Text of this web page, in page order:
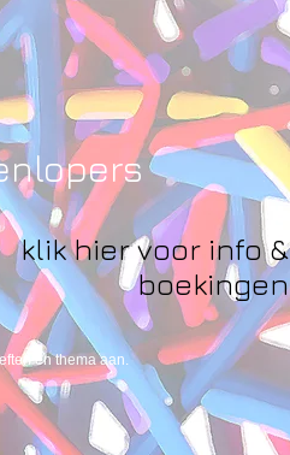
en thema aan.
klik hier voor info &
boekingen